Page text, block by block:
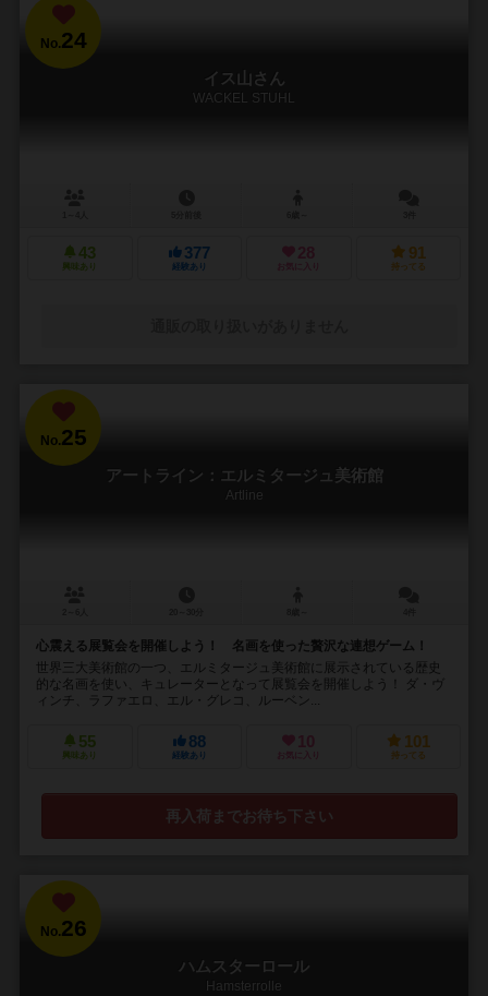
No.24
イス山さん
WACKEL STUHL
43
興味あり
377
経験あり
28
お気に入り
91
持ってる
No.25
アートライン：エルミタージュ美術館
Artline
心震える展覧会を開催しよう！ 名画を使った贅沢な連想ゲーム！
世界三大美術館の一つ、エルミタージュ美術館に展示されている歴史
的な名画を使い、キュレーターとなって展覧会を開催しよう！ ダ・ヴ
ィンチ、ラファエロ、エル・グレコ、ルーベン...
55
興味あり
88
経験あり
10
お気に入り
101
持ってる
再入荷までお待ち下さい
No.26
ハムスターロール
Hamsterrolle